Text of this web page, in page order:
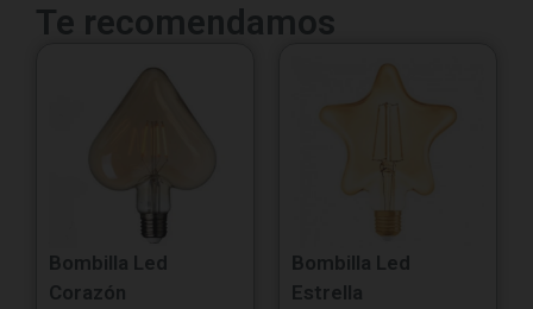
Te recomendamos
Bombilla Led
Corazón
Bombilla Led
Estrella